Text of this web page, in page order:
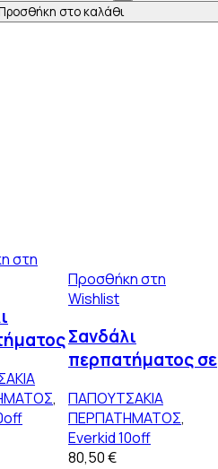
στο καλάθι
στη
,
Προσθήκη στη
Wishlist
Σανδάλι
περπατήματος σε
διακοσμημένο με
λουλούδι και
φτερά
ΠΑΠΟΥΤΣΑΚΙΑ
ΠΕΡΠΑΤΗΜΑΤΟΣ,
Everkid 10off
80,50€